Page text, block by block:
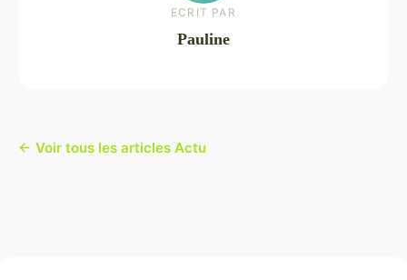
ECRIT PAR
Pauline
← Voir tous les articles Actu